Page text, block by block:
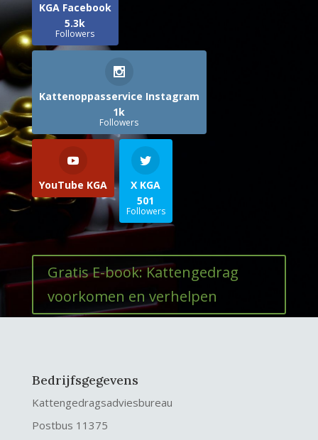
KGA Facebook
5.3k
Followers
Kattenoppasservice Instagram
1k
Followers
YouTube KGA
X KGA
501
Followers
Gratis E-book: Kattengedrag
voorkomen en verhelpen
Bedrijfsgegevens
Kattengedragsadviesbureau
Postbus 11375